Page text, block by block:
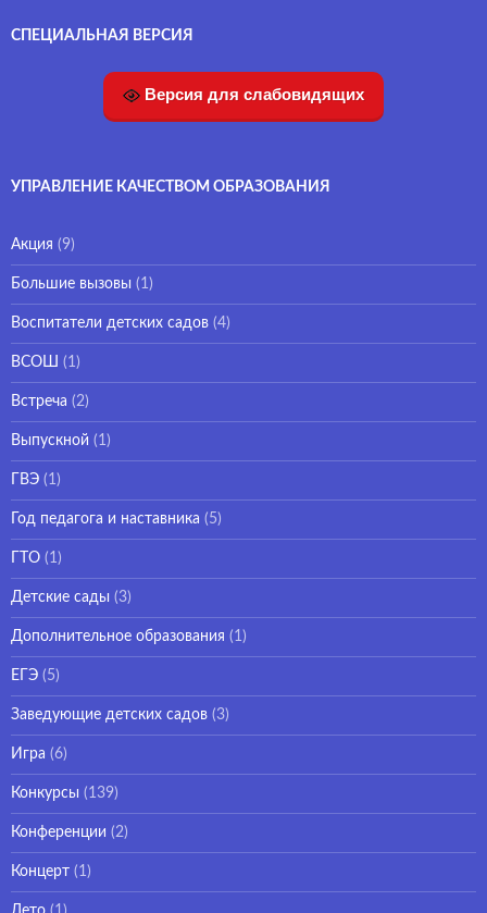
СПЕЦИАЛЬНАЯ ВЕРСИЯ
Версия для слабовидящих
УПРАВЛЕНИЕ КАЧЕСТВОМ ОБРАЗОВАНИЯ
Акция (9)
Большие вызовы (1)
Воспитатели детских садов (4)
ВСОШ (1)
Встреча (2)
Выпускной (1)
ГВЭ (1)
Год педагога и наставника (5)
ГТО (1)
Детские сады (3)
Дополнительное образования (1)
ЕГЭ (5)
Заведующие детских садов (3)
Игра (6)
Конкурсы (139)
Конференции (2)
Концерт (1)